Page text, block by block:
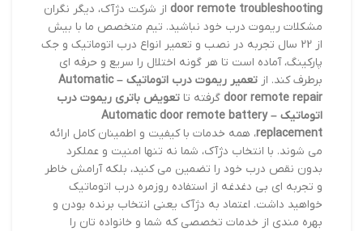
door remote troubleshooting از شرکت دژآک، دیگر نگران
مشکلات ریموت درب خود نباشید. تیم متخصص ما با بیش
از 22 سال تجربه در نصب و تعمیر انواع درب اتوماتیک و جک
پارکینگ، آماده است تا هر گونه اختلال را سریع و حرفه ای
برطرف کند. از
تعمیر ریموت درب اتوماتیک – Automatic
door remote repair گرفته تا تعویض باتری ریموت درب
اتوماتیک – Automatic door remote battery
replacement، همه خدمات با کیفیت و اطمینان کامل ارائه
می شوند. با انتخاب دژآک، شما نه تنها امنیت و عملکرد
بدون نقص درب خود را تضمین می کنید، بلکه آرامش خاطر
و تجربه ای بی دغدغه از استفاده روزمره درب اتوماتیک
خواهید داشت. اعتماد به دژآک یعنی انتخاب برنده بودن و
بهره مندی از خدمات تخصصی که شما و خانواده تان را